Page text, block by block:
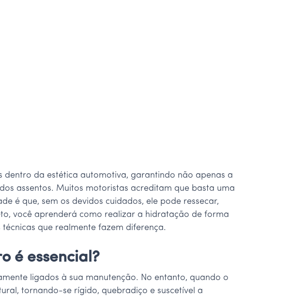
da estética automotiva, garantindo não apenas a
assentos. Muitos motoristas acreditam que basta uma
é que, sem os devidos cuidados, ele pode ressecar,
você aprenderá como realizar a hidratação de forma
que realmente fazem diferença.
é essencial?
ligados à sua manutenção. No entanto, quando o
tornando-se rígido, quebradiço e suscetível a